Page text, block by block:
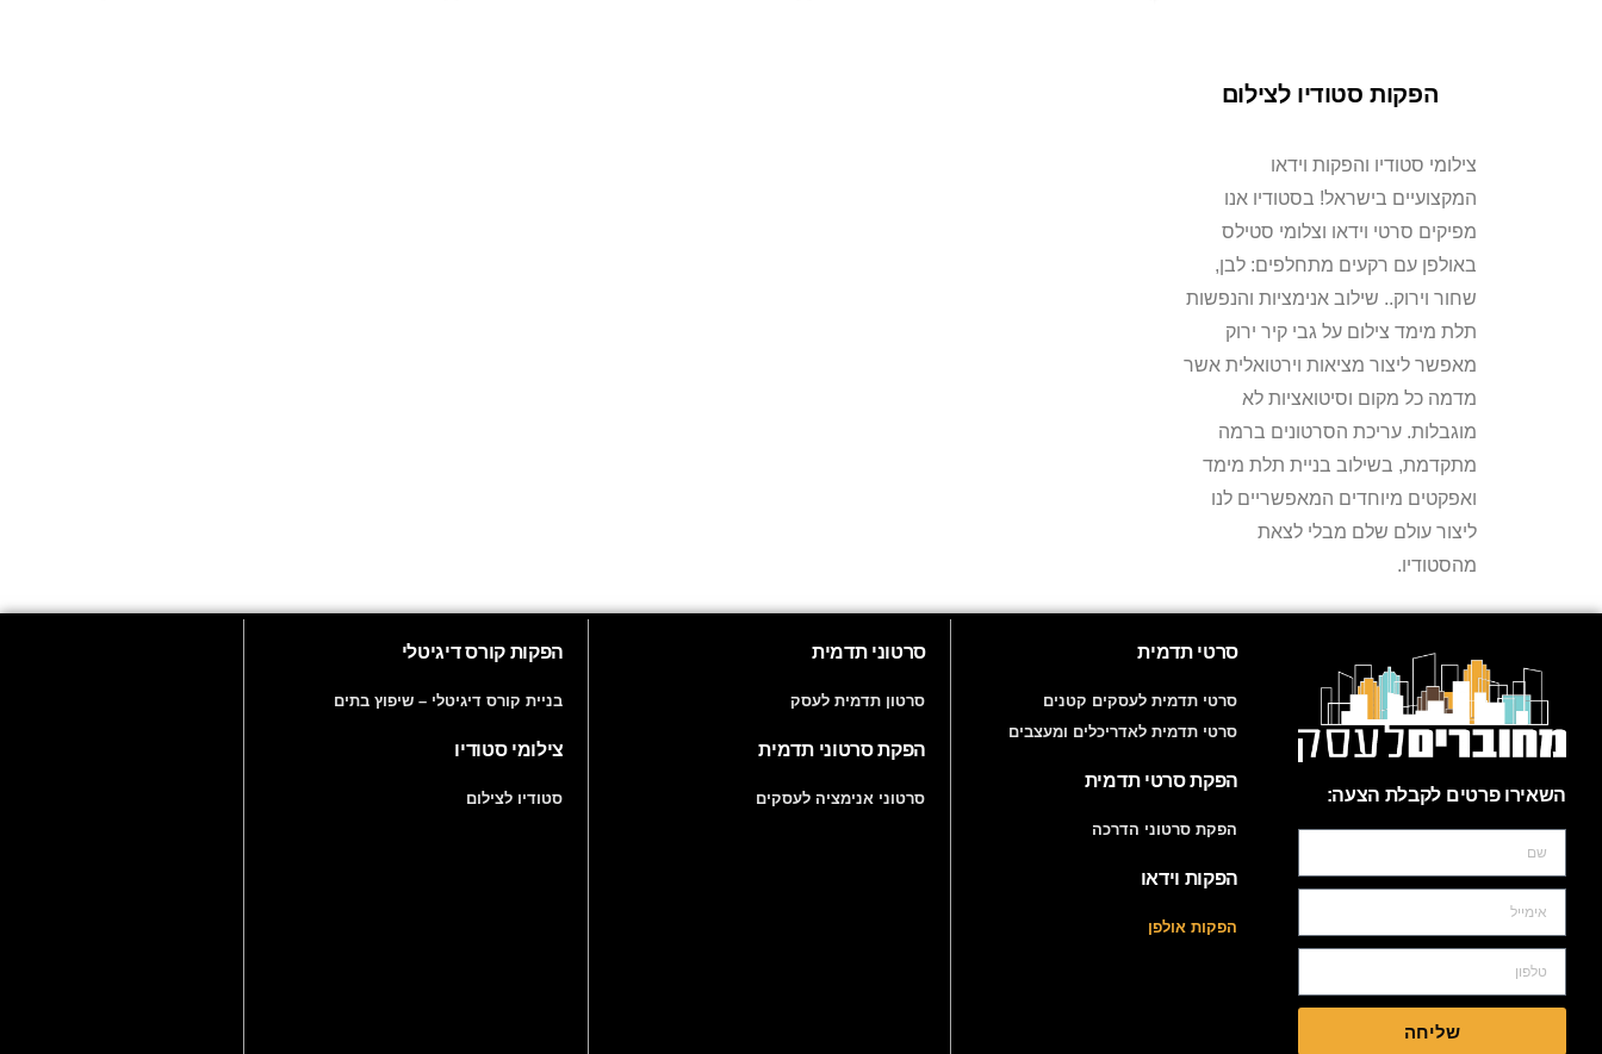
הפקות סטודיו לצילום
צילומי סטודיו והפקות וידאו
המקצועיים בישראל! בסטודיו אנו
מפיקים סרטי וידאו וצלומי סטילס
באולפן עם רקעים מתחלפים: לבן,
שחור וירוק.. שילוב אנימציות והנפשות
תלת מימד צילום על גבי קיר ירוק
מאפשר ליצור מציאות וירטואלית אשר
מדמה כל מקום וסיטואציות לא
מוגבלות. עריכת הסרטונים ברמה
מתקדמת, בשילוב בניית תלת מימד
ואפקטים מיוחדים המאפשריים לנו
ליצור עולם שלם מבלי לצאת
מהסטודיו.
השאירו פרטים לקבלת הצעה:
שליחה
סרטי תדמית
סרטי תדמית לעסקים קטנים
סרטי תדמית לאדריכלים ומעצבים
הפקת סרטי תדמית
הפקת סרטוני הדרכה
הפקות וידאו
הפקות אולפן
סרטוני תדמית
סרטון תדמית לעסק
הפקת סרטוני תדמית
סרטוני אנימציה לעסקים
הפקות קורס דיגיטלי
בניית קורס דיגיטלי – שיפוץ בתים
צילומי סטודיו
סטודיו לצילום